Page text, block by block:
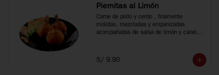
Piernitas al Limón
Carne de pollo y cerdo , finamente
molidas, mezcladas y empanizadas
acompañadas de salsa de limón y canela
S/ 9.90